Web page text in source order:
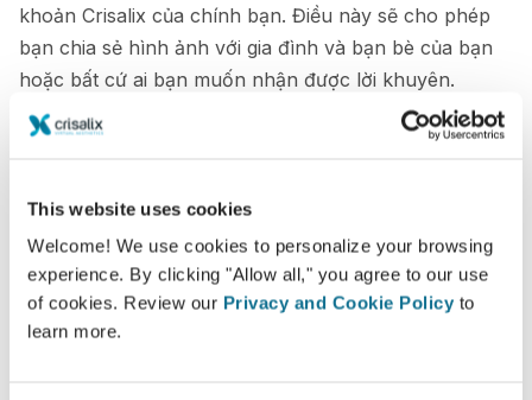
This website uses cookies
Welcome! We use cookies to personalize your browsing
experience. By clicking "Allow all," you agree to our use
of cookies. Review our Privacy and Cookie Policy to
learn more.
khoản Crisalix của chính bạn. Điều này sẽ cho phép
bạn chia sẻ hình ảnh với gia đình và bạn bè của bạn
hoặc bất cứ ai bạn muốn nhận được lời khuyên.
Dễ dàng và an toàn